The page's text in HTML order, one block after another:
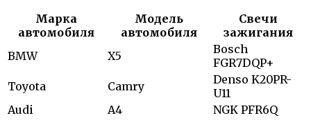
Марка
автомобиля
Модель
автомобиля
Свечи
зажигания
BMW
X5
Bosch
FGR7DQP+
Toyota
Camry
Denso K20PR-
U11
Audi
A4
NGK PFR6Q